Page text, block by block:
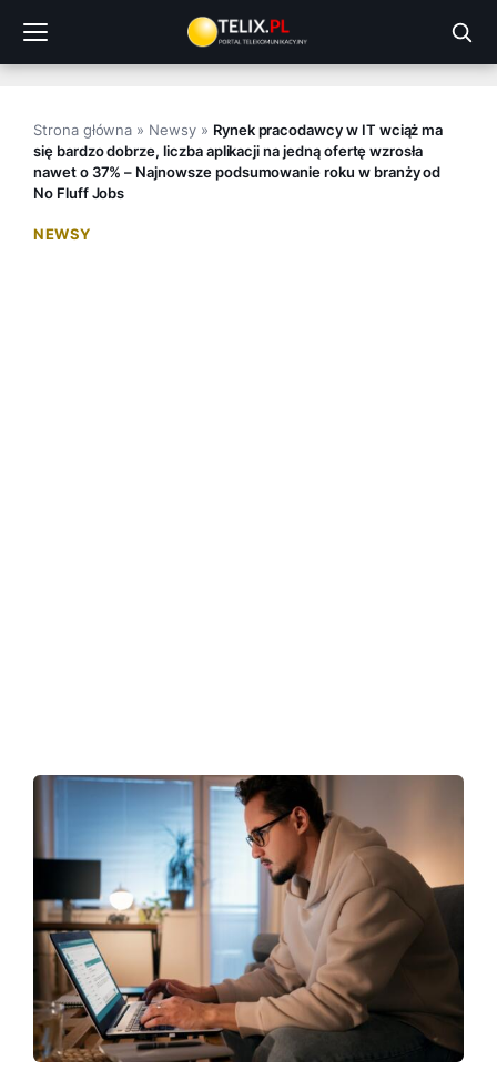
treści
Strona główna » Newsy» Rynek pracodawcy w IT wciąż ma
się bardzo dobrze, liczba aplikacji na jedną ofertę wzrosła
nawet o 37% – Najnowsze podsumowanie roku w branży od
No Fluff Jobs
NEWSY